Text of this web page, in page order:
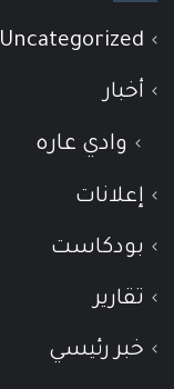
Uncategorized
أخبار
وادي عاره
إعلانات
بودكاست
تقارير
خبر رئيسي